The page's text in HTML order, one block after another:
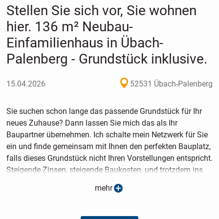
Stellen Sie sich vor, Sie wohnen
hier. 136 m² Neubau-
Einfamilienhaus in Übach-
Palenberg - Grundstück inklusive.
15.04.2026 52531 Übach-Palenberg
Sie suchen schon lange das passende Grundstück für Ihr
neues Zuhause? Dann lassen Sie mich das als Ihr
Baupartner übernehmen. Ich schalte mein Netzwerk für Sie
ein und finde gemeinsam mit Ihnen den perfekten Bauplatz,
falls dieses Grundstück nicht Ihren Vorstellungen entspricht.
Steigende Zinsen, steigende Baukosten, und trotzdem ins
Eigenheim? Genau dafür gibt es jetzt das Aktionshaus Casa
Mia 1, ein limitiertes Sondermodell zu einem Preis, der
Angebot gilt nur für einen begrenzten Zeitraum.
mehr